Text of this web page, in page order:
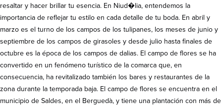
resaltar y hacer brillar tu esencia. En Niud�lia, entendemos la
importancia de reflejar tu estilo en cada detalle de tu boda. En abril y
marzo es el turno de los campos de los tulipanes, los meses de junio y
septiembre de los campos de girasoles y desde julio hasta finales de
octubre es la época de los campos de dalias. El campo de flores se ha
convertido en un fenómeno turístico de la comarca que, en
consecuencia, ha revitalizado también los bares y restaurantes de la
zona durante la temporada baja. El campo de flores se encuentra en el
municipio de Saldes, en el Berguedà, y tiene una plantación con más de